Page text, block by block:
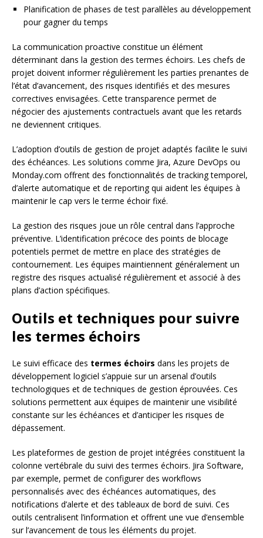
Planification de phases de test parallèles au développement
pour gagner du temps
La communication proactive constitue un élément
déterminant dans la gestion des termes échoirs. Les chefs de
projet doivent informer régulièrement les parties prenantes de
l’état d’avancement, des risques identifiés et des mesures
correctives envisagées. Cette transparence permet de
négocier des ajustements contractuels avant que les retards
ne deviennent critiques.
L’adoption d’outils de gestion de projet adaptés facilite le suivi
des échéances. Les solutions comme Jira, Azure DevOps ou
Monday.com offrent des fonctionnalités de tracking temporel,
d’alerte automatique et de reporting qui aident les équipes à
maintenir le cap vers le terme échoir fixé.
La gestion des risques joue un rôle central dans l’approche
préventive. L’identification précoce des points de blocage
potentiels permet de mettre en place des stratégies de
contournement. Les équipes maintiennent généralement un
registre des risques actualisé régulièrement et associé à des
plans d’action spécifiques.
Outils et techniques pour suivre
les termes échoirs
Le suivi efficace des termes échoirs dans les projets de
développement logiciel s’appuie sur un arsenal d’outils
technologiques et de techniques de gestion éprouvées. Ces
solutions permettent aux équipes de maintenir une visibilité
constante sur les échéances et d’anticiper les risques de
dépassement.
Les plateformes de gestion de projet intégrées constituent la
colonne vertébrale du suivi des termes échoirs. Jira Software,
par exemple, permet de configurer des workflows
personnalisés avec des échéances automatiques, des
notifications d’alerte et des tableaux de bord de suivi. Ces
outils centralisent l’information et offrent une vue d’ensemble
sur l’avancement de tous les éléments du projet.